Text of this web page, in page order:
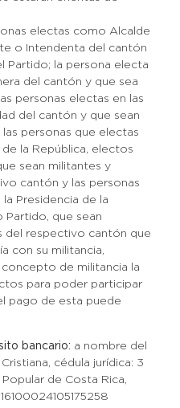
electas como Alcalde
o Intendenta del cantón
Partido; la persona electa
del cantón y que sea
personas electas en las
del cantón y que sean
personas que electas
la República, electos
sean militantes y
cantón y las personas
Presidencia de la
Partido, que sean
del respectivo cantón que
con su militancia,
de militancia la
para poder participar
pago de esta puede
bancario: a nombre del
cédula jurídica: 3
de Costa Rica,